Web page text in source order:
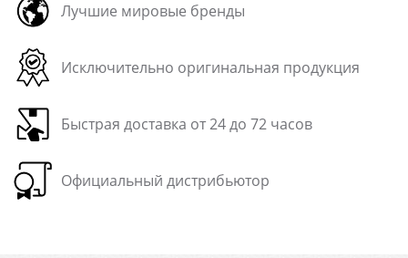
Лучшие мировые бренды
Исключительно оригинальная продукция
Быстрая доставка от 24 до 72 часов
Официальный дистрибьютор